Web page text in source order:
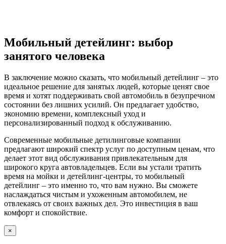
Мобильный детейлинг: выбор
занятого человека
В заключение можно сказать, что мобильный детейлинг – это
идеальное решение для занятых людей, которые ценят свое
время и хотят поддерживать свой автомобиль в безупречном
состоянии без лишних усилий. Он предлагает удобство,
экономию времени, комплексный уход и
персонализированный подход к обслуживанию.
Современные мобильные детилинговые компании
предлагают широкий спектр услуг по доступным ценам, что
делает этот вид обслуживания привлекательным для
широкого круга автовладельцев. Если вы устали тратить
время на мойки и детейлинг-центры, то мобильный
детейлинг – это именно то, что вам нужно. Вы сможете
наслаждаться чистым и ухоженным автомобилем, не
отвлекаясь от своих важных дел. Это инвестиция в ваш
комфорт и спокойствие.
×